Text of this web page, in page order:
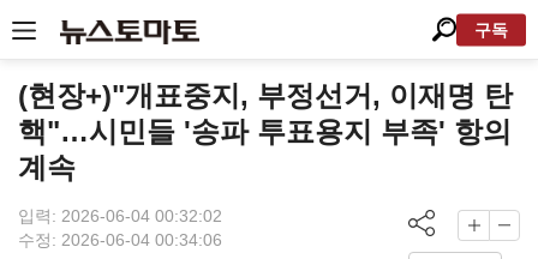
구독
(현장+)"개표중지, 부정선거, 이재명 탄
핵"…시민들 '송파 투표용지 부족' 항의
계속
입력: 2026-06-04 00:32:02
수정: 2026-06-04 00:34:06